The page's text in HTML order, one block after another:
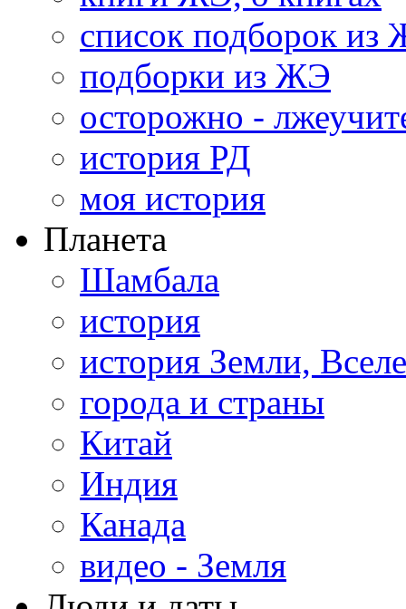
список подборок из
подборки из ЖЭ
осторожно -
история РД
моя история
Планета
Шамбала
история
история Земли,
города и страны
Китай
Индия
Канада
видео - Земля